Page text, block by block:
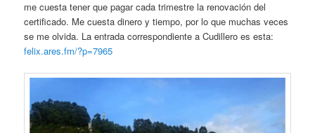
me cuesta tener que pagar cada trimestre la renovación del
certificado. Me cuesta dinero y tiempo, por lo que muchas veces
se me olvida. La entrada correspondiente a Cudillero es esta:
felix.ares.fm/?p=7965